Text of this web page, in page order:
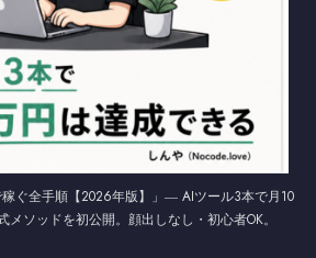
稼ぐ全手順【2026年版】」― AIツール3本で月10
ソッドを初公開。顔出しなし・初心者OK。